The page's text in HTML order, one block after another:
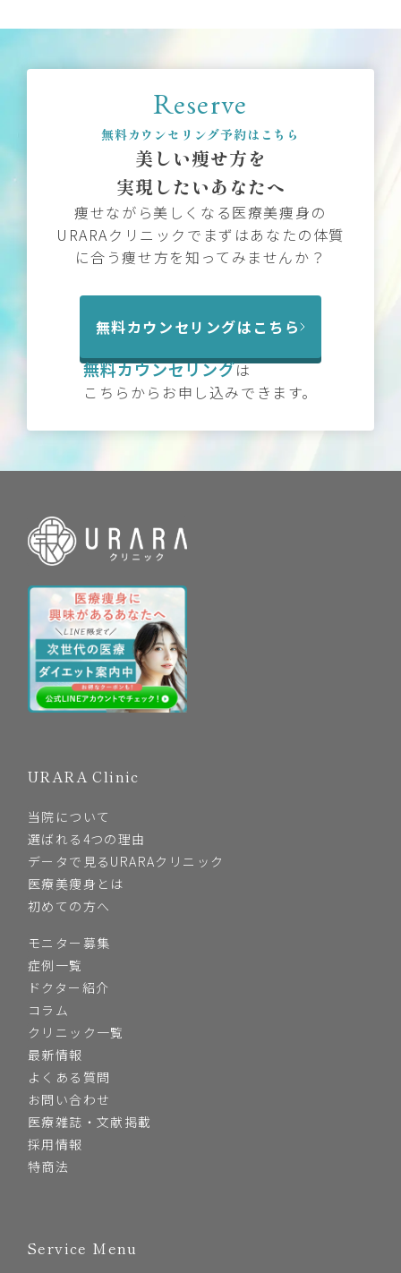
Reserve
無料カウンセリング予約はこちら
美しい痩せ方を
実現したいあなたへ
痩せながら美しくなる医療美痩身の
URARAクリニックでまずはあなたの体質
に合う痩せ方を知ってみませんか？
無料カウンセリングはこちら
無料カウンセリングは
こちらからお申し込みできます。
URARA Clinic
当院について
選ばれる4つの理由
データで見るURARAクリニック
医療美痩身とは
初めての方へ
モニター募集
症例一覧
ドクター紹介
コラム
クリニック一覧
最新情報
よくある質問
お問い合わせ
医療雑誌・文献掲載
採用情報
特商法
Service Menu